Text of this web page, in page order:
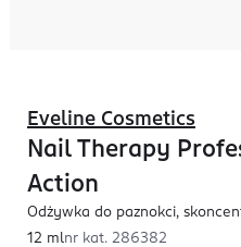
Eveline Cosmetics
Nail Therapy
Action
Odżywka do paznokci,
12 mlnr kat. 286382